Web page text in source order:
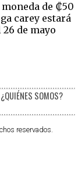
de ₡50
carey estará
de mayo
¿QUIÉNES SOMOS?
reservados.